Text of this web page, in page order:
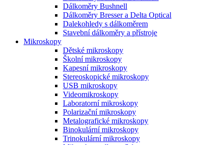
Dálkoměry Bushnell
Dálkoměry Bresser a Delta Optical
Dalekohledy s dálkoměrem
Stavební dálkoměry a přístroje
Mikroskopy
Dětské mikroskopy
Školní mikroskopy
Kapesní mikroskopy
Stereoskopické mikroskopy
USB mikroskopy
Videomikroskopy
Laboratorní mikroskopy
Polarizační mikroskopy
Metalografické mikroskopy
Binokulární mikroskopy
Trinokulární mikroskopy